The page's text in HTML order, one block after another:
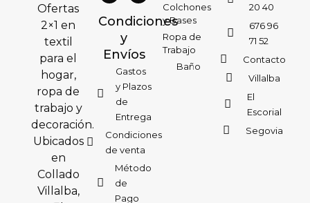
Ofertas
2×1 en
textil
para el
hogar,
ropa de
trabajo y
decoración.
Ubicados
en
Collado
Villalba,
Condiciones
y
Envíos
Gastos
y Plazos
de
Entrega
Condiciones
de venta
Método
de
Pago
Colchones
y Bases
Ropa de
Trabajo
Baño
20 40
676 96
71 52
Contacto
Villalba
El
Escorial
Segovia